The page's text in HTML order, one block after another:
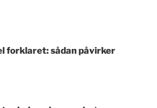
forklaret: sådan påvirker